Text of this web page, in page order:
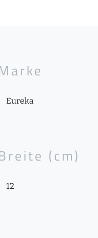
Eureka
(cm)
12